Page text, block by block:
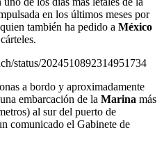
en los últimos meses por
también ha pedido a México
status/2024510892314951734
a bordo y aproximadamente
embarcación de la Marina más
al sur del puerto de
comunicado el Gabinete de